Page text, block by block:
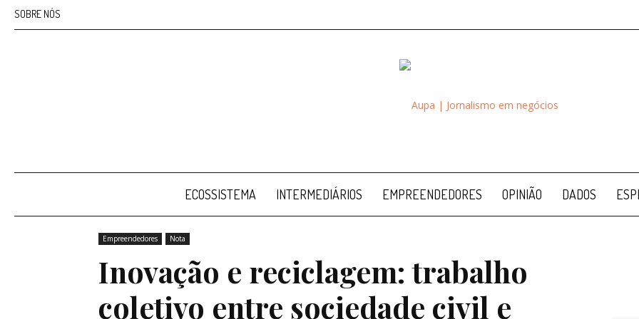
SOBRE NÓS
Aupa
ECOSSISTEMA INTERMEDIÁRIOS EMPREENDEDORES OPINIÃO DADOS
Home Empreendedores
Empreendedores Nota
Inovação e reciclagem: trabalho
coletivo entre sociedade civil e